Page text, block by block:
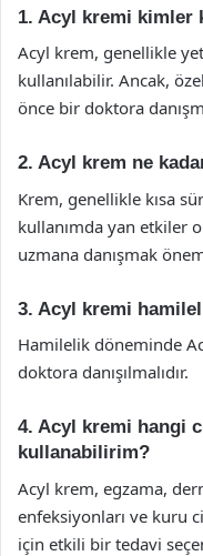
1. Acyl kremi kimler
Acyl krem, genellikle
kullanılabilir. Ancak,
önce bir doktora
2. Acyl krem ne
Krem, genellikle kısa
kullanımda yan etkiler
uzmana danışmak
3. Acyl kremi
Hamilelik döneminde
doktora danışılmalıdır.
4. Acyl kremi hangi
kullanabilirim?
Acyl krem, egzama,
enfeksiyonları ve kuru
için etkili bir tedavi